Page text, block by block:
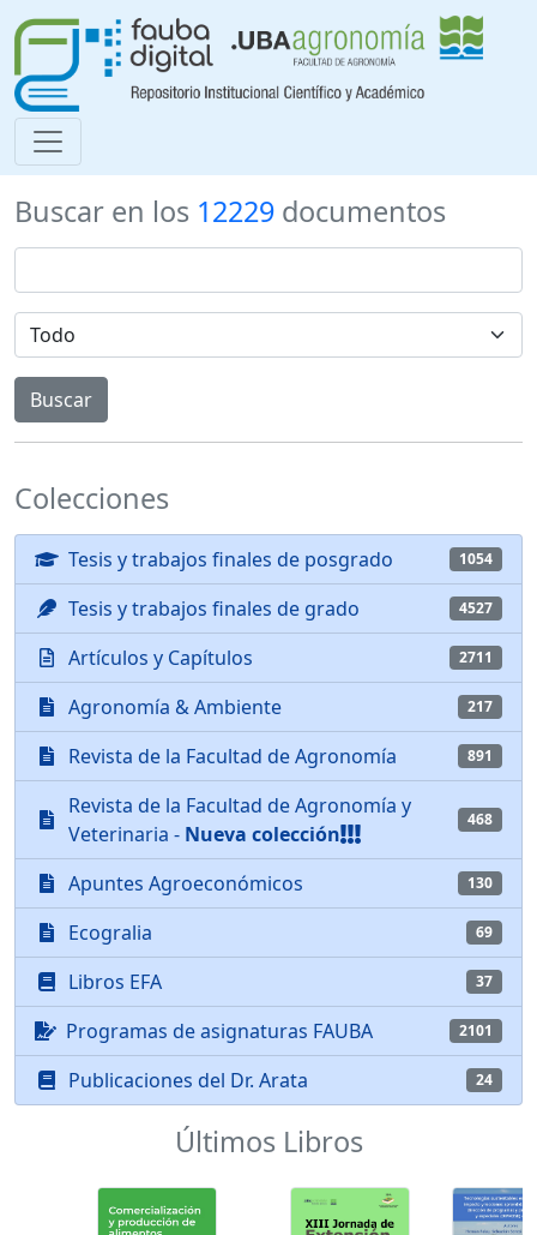
Buscar en los 12229 documentos
Colecciones
Tesis y trabajos finales de posgrado 1054
Tesis y trabajos finales de grado 4527
Artículos y Capítulos 2711
Agronomía & Ambiente 217
Revista de la Facultad de Agronomía 891
Revista de la Facultad de Agronomía y
Veterinaria - Nueva colección
468
Apuntes Agroeconómicos 130
Ecogralia 69
Libros EFA 37
Programas de asignaturas FAUBA 2101
Publicaciones del Dr. Arata 24
Últimos Libros